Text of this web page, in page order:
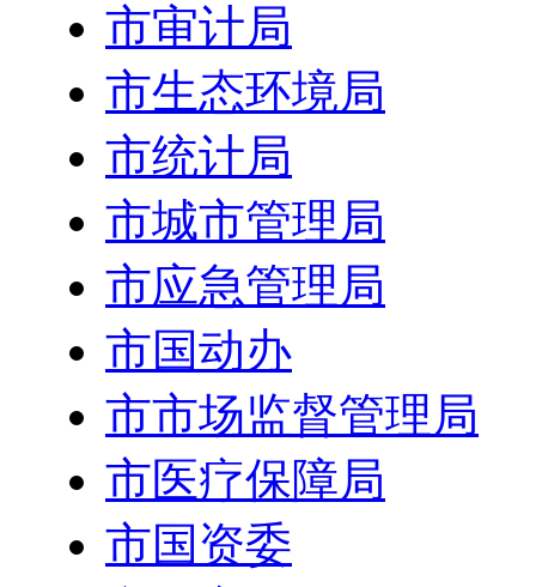
市审计局
市生态环境局
市统计局
市城市管理局
市应急管理局
市国动办
市市场监督管理局
市医疗保障局
市国资委